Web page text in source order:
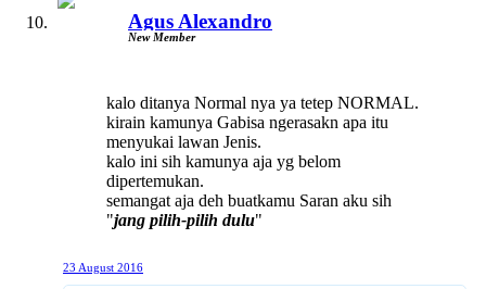
Agus Alexandro
New Member
kalo ditanya Normal nya ya tetep NORMAL.
kirain kamunya Gabisa ngerasakn apa itu
menyukai lawan Jenis.
kalo ini sih kamunya aja yg belom
dipertemukan.
semangat aja deh buatkamu Saran aku sih
"jang pilih-pilih dulu"
23 August 2016